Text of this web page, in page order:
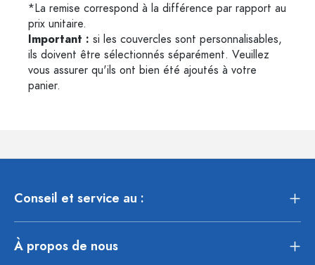
*La remise correspond à la différence par rapport au
prix unitaire.
Important : si les couvercles sont personnalisables,
ils doivent être sélectionnés séparément. Veuillez
vous assurer qu'ils ont bien été ajoutés à votre
panier.
Conseil et service au :
À propos de nous